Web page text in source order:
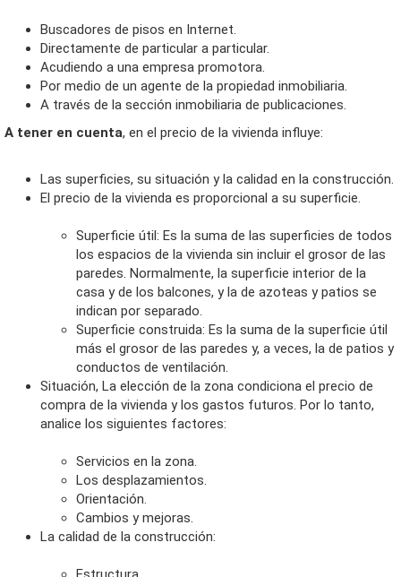
Buscadores de pisos en Internet.
Directamente de particular a particular.
Acudiendo a una empresa promotora.
Por medio de un agente de la propiedad inmobiliaria.
A través de la sección inmobiliaria de publicaciones.
A tener en cuenta, en el precio de la vivienda influye:
Las superficies, su situación y la calidad en la construcción.
El precio de la vivienda es proporcional a su superficie.
Superficie útil: Es la suma de las superficies de todos
los espacios de la vivienda sin incluir el grosor de las
paredes. Normalmente, la superficie interior de la
casa y de los balcones, y la de azoteas y patios se
indican por separado.
Superficie construida: Es la suma de la superficie útil
más el grosor de las paredes y, a veces, la de patios y
conductos de ventilación.
Situación, La elección de la zona condiciona el precio de
compra de la vivienda y los gastos futuros. Por lo tanto,
analice los siguientes factores:
Servicios en la zona.
Los desplazamientos.
Orientación.
Cambios y mejoras.
La calidad de la construcción: